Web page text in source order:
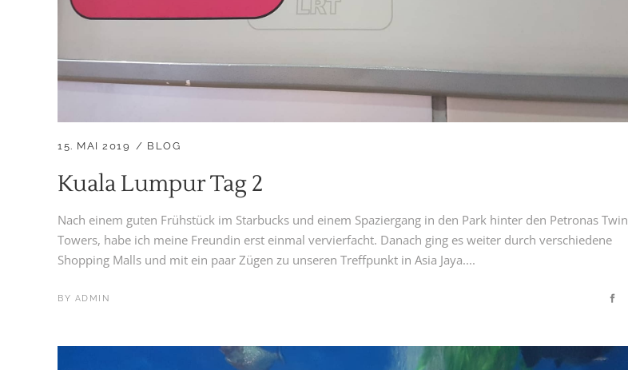
15. MAI 2019 BLOG
Kuala Lumpur Tag 2
Nach einem guten Frühstück im Starbucks und einem Spaziergang in den Park hinter den Petronas Twin
Towers, habe ich meine Freundin erst einmal vervierfacht. Danach ging es weiter durch verschiedene
Shopping Malls und mit ein paar Zügen zu unseren Treffpunkt in Asia Jaya....
BY ADMIN